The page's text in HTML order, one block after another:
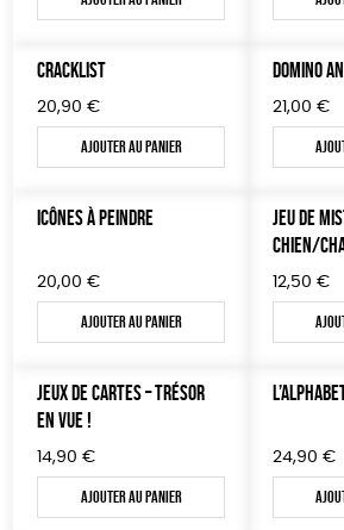
CRACKLIST
20,90 €
Ajouter au panier
DOMINO
21,00 €
ICÔNES À PEINDRE
20,00 €
Ajouter au panier
JEU DE
CHIEN/
12,50 €
JEUX DE CARTES – TRÉSOR
EN VUE !
14,90 €
Ajouter au panier
24,90 €